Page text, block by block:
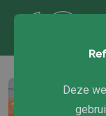
Deze